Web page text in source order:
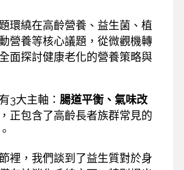
環繞在高齡營養、益生菌、植
營養等核心議題，從微觀機轉
面探討健康老化的營養策略與
3大主軸： 腸道平衡、氣味改
正包含了高齡長者族群常見的
裡，我們談到了益生質對於身